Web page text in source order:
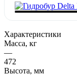
Характеристики
Масса, кг
—
472
Высота, мм